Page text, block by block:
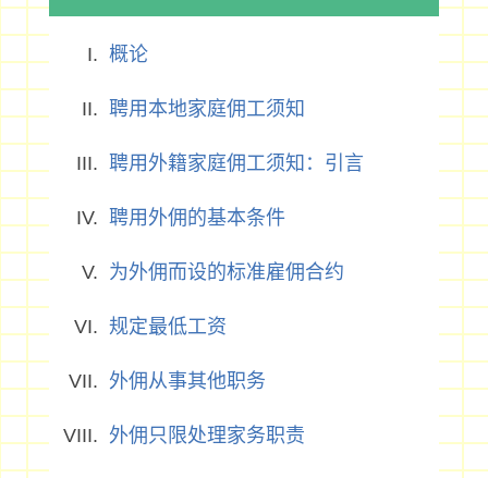
概论
聘用本地家庭佣工须知
聘用外籍家庭佣工须知：引言
聘用外佣的基本条件
为外佣而设的标准雇佣合约
规定最低工资
外佣从事其他职务
外佣只限处理家务职责